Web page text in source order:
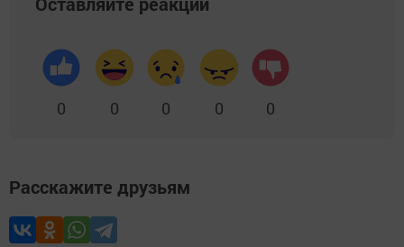
0 0 0 0 0
Расскажите друзьям